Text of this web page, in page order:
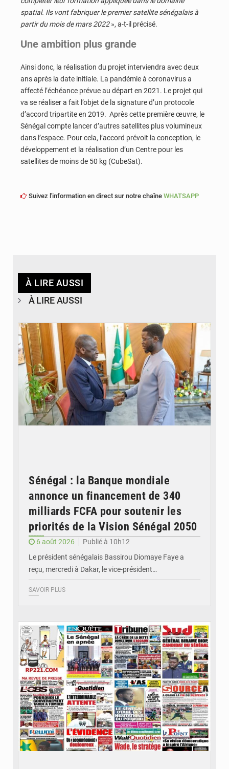
spatial. Ils vont fabriquer le premier satellite sénégalais à
partir du mois de mars 2022», a-t-il précisé.
Une ambition plus grande
Ainsi donc, la réalisation du projet interviendra avec deux
ans après la date initiale. La pandémie à coronavirus a
affecté l’échéance prévue au départ en 2021. Le projet qui
va se réaliser a fait l’objet de la signature d’un protocole
d’accord tripartite en 2019. Après cette première œuvre, le
Sénégal compte lancer d’autres satellites plus volumineux
dans l’espace. Pour cela, l’accord prévoit la conception, le
développement et la réalisation d’un Centre pour les
satellites de moins de 50 kg (CubeSat).
Suivez l'information en direct sur notre chaîne WHATSAPP
À LIRE AUSSI
À LIRE AUSSI
Sénégal : la Banque mondiale
annonce un financement de 340
milliards FCFA pour soutenir les
priorités de la Vision Sénégal 2050
6 août 2026
Publié à 10h12
Le président sénégalais Bassirou Diomaye Faye a
reçu, mercredi à Dakar, le vice-président…
SAVOIR PLUS